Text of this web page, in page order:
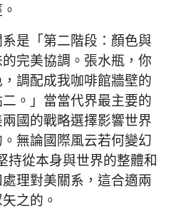
是「第二階段：顏色與
完美協調。張水瓶，你
調配成我咖啡館牆壁的
。」當當代界最主要的
國的戰略選擇影響世界
無論國際風云若何變幻
持從本身與世界的整體和
理對美關系，這合適兩
之的。